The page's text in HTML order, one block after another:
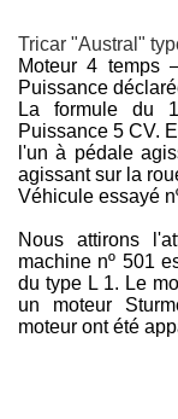
Tricar "Austral"
Moteur 4 temps
Puissance
La formule du
Puissance 5 CV.
l'un à pédale
agissant sur la
Véhicule essayé
Nous attirons
machine nº 501
du type L 1. Le
un moteur
moteur ont été